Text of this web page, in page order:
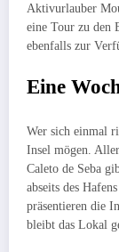
Aktivurlauber
eine Tour zu den
ebenfalls zur
Eine
Wer sich einmal
Insel mögen.
Caleto de Seba
abseits des
präsentieren die
bleibt das Lokal